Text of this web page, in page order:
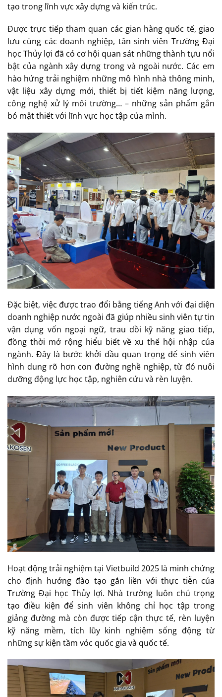
tạo trong lĩnh vực xây dựng và kiến trúc.
Được trực tiếp tham quan các gian hàng quốc tế, giao
lưu cùng các doanh nghiệp, tân sinh viên Trường Đại
học Thủy lợi đã có cơ hội quan sát những thành tựu nổi
bật của ngành xây dựng trong và ngoài nước. Các em
hào hứng trải nghiệm những mô hình nhà thông minh,
vật liệu xây dựng mới, thiết bị tiết kiệm năng lượng,
công nghệ xử lý môi trường… – những sản phẩm gắn
bó mật thiết với lĩnh vực học tập của mình.
Đặc biệt, việc được trao đổi bằng tiếng Anh với đại diện
doanh nghiệp nước ngoài đã giúp nhiều sinh viên tự tin
vận dụng vốn ngoại ngữ, trau dồi kỹ năng giao tiếp,
đồng thời mở rộng hiểu biết về xu thế hội nhập của
ngành. Đây là bước khởi đầu quan trọng để sinh viên
hình dung rõ hơn con đường nghề nghiệp, từ đó nuôi
dưỡng động lực học tập, nghiên cứu và rèn luyện.
Hoạt động trải nghiệm tại Vietbuild 2025 là minh chứng
cho định hướng đào tạo gắn liền với thực tiễn của
Trường Đại học Thủy lợi. Nhà trường luôn chú trọng
tạo điều kiện để sinh viên không chỉ học tập trong
giảng đường mà còn được tiếp cận thực tế, rèn luyện
kỹ năng mềm, tích lũy kinh nghiệm sống động từ
những sự kiện tầm vóc quốc gia và quốc tế.